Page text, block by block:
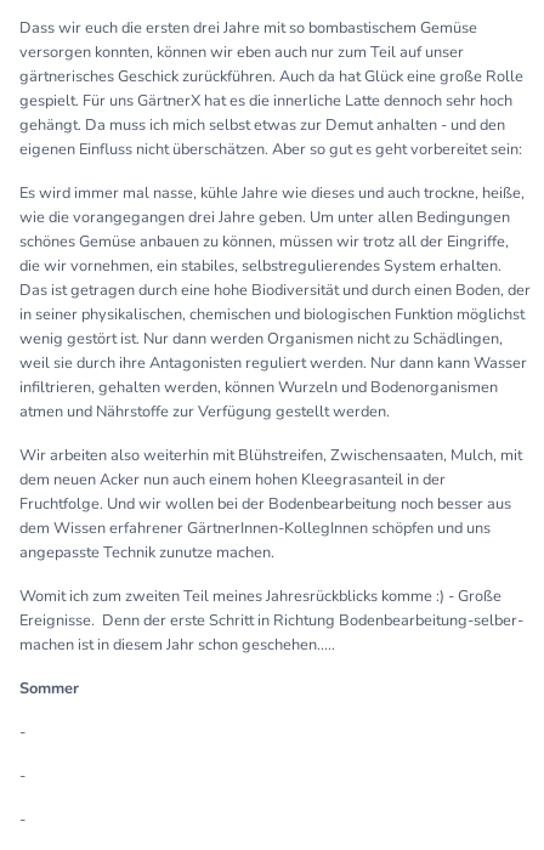
Dass wir euch die ersten drei Jahre mit so bombastischem Gemüse
versorgen konnten, können wir eben auch nur zum Teil auf unser
gärtnerisches Geschick zurückführen. Auch da hat Glück eine große Rolle
gespielt. Für uns GärtnerX hat es die innerliche Latte dennoch sehr hoch
gehängt. Da muss ich mich selbst etwas zur Demut anhalten - und den
eigenen Einfluss nicht überschätzen. Aber so gut es geht vorbereitet sein:
Es wird immer mal nasse, kühle Jahre wie dieses und auch trockne, heiße,
wie die vorangegangen drei Jahre geben. Um unter allen Bedingungen
schönes Gemüse anbauen zu können, müssen wir trotz all der Eingriffe,
die wir vornehmen, ein stabiles, selbstregulierendes System erhalten.
Das ist getragen durch eine hohe Biodiversität und durch einen Boden, der
in seiner physikalischen, chemischen und biologischen Funktion möglichst
wenig gestört ist. Nur dann werden Organismen nicht zu Schädlingen,
weil sie durch ihre Antagonisten reguliert werden. Nur dann kann Wasser
infiltrieren, gehalten werden, können Wurzeln und Bodenorganismen
atmen und Nährstoffe zur Verfügung gestellt werden.
Wir arbeiten also weiterhin mit Blühstreifen, Zwischensaaten, Mulch, mit
dem neuen Acker nun auch einem hohen Kleegrasanteil in der
Fruchtfolge. Und wir wollen bei der Bodenbearbeitung noch besser aus
dem Wissen erfahrener GärtnerInnen-KollegInnen schöpfen und uns
angepasste Technik zunutze machen.
Womit ich zum zweiten Teil meines Jahresrückblicks komme :) - Große
Ereignisse. Denn der erste Schritt in Richtung Bodenbearbeitung-selber-
machen ist in diesem Jahr schon geschehen.....
Sommer
-
-
-